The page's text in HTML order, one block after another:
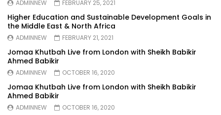
ADMINNEW FEBRUARY 25, 2021
Higher Education and Sustainable Development Goals in
the Middle East & North Africa
ADMINNEW FEBRUARY 21, 2021
Jomaa Khutbah Live from London with Sheikh Babikir
Ahmed Babikir
ADMINNEW OCTOBER 16, 2020
Jomaa Khutbah Live from London with Sheikh Babikir
Ahmed Babikir
ADMINNEW OCTOBER 16, 2020